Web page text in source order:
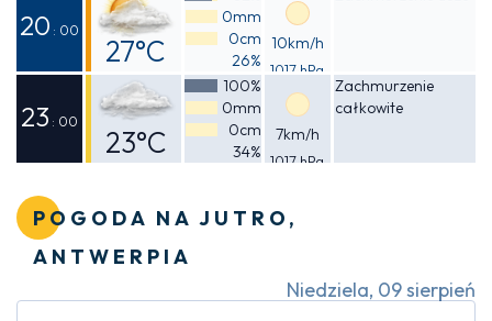
28°C
20 : 00
27°C
Odczuwalna
27°C
0mm
0cm
26%
10km/h
1017 hPa
23 : 00
23°C
100%
0mm
0cm
34%
7km/h
1017 hPa
Zachmurzenie
całkowite
POGODA NA JUTRO,
ANTWERPIA
Niedziela, 09 sierpień